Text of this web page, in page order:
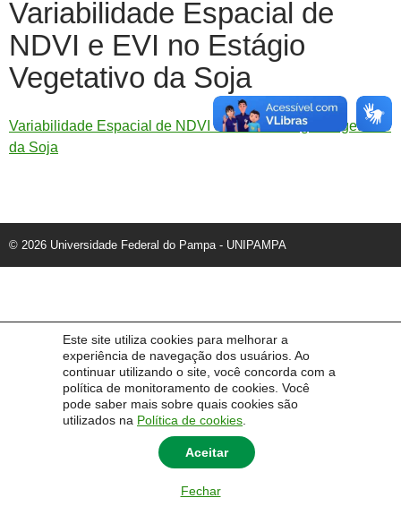
Este site utiliza cookies para melhorar a
experiência de navegação dos usuários. Ao
continuar utilizando o site, você concorda com a
política de monitoramento de cookies. Você
pode saber mais sobre quais cookies são
utilizados na Política de cookies
Aceitar
Fechar
Variabilidade Espacial de
NDVI e EVI no Estágio
Vegetativo da Soja
Variabilidade Espacial de NDVI e EVI no Estágio Vegetativo
da Soja
© 2026 Universidade Federal do Pampa - UNIPAMPA